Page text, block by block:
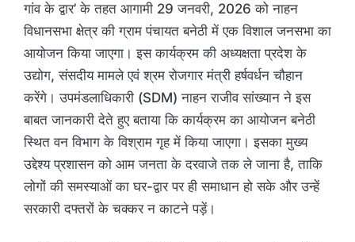
गांव के द्वार’ के तहत आगामी 29 जनवरी, 2026 को नाहन
विधानसभा क्षेत्र की ग्राम पंचायत बनेठी में एक विशाल जनसभा का
आयोजन किया जाएगा। इस कार्यक्रम की अध्यक्षता प्रदेश के
उद्योग, संसदीय मामले एवं श्रम रोजगार मंत्री हर्षवर्धन चौहान
करेंगे। उपमंडलाधिकारी (SDM) नाहन राजीव सांख्यान ने इस
बाबत जानकारी देते हुए बताया कि कार्यक्रम का आयोजन बनेठी
स्थित वन विभाग के विश्राम गृह में किया जाएगा। इसका मुख्य
उद्देश्य प्रशासन को आम जनता के दरवाजे तक ले जाना है, ताकि
लोगों की समस्याओं का घर-द्वार पर ही समाधान हो सके और उन्हें
सरकारी दफ्तरों के चक्कर न काटने पड़ें।